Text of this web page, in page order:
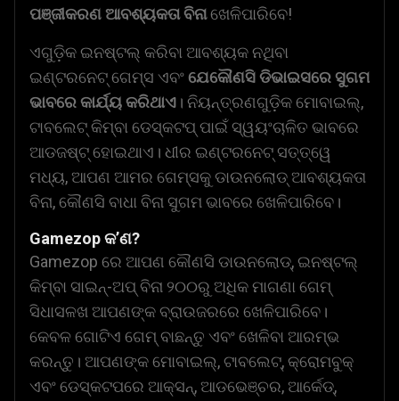
ପଞ୍ଜୀକରଣ ଆବଶ୍ୟକତା ବିନାଖେଳିପାରିବେ!
ଏଗୁଡ଼ିକ ଇନଷ୍ଟଲ୍ କରିବା ଆବଶ୍ୟକ ନଥିବା
ଇଣ୍ଟରନେଟ୍ ଗେମ୍ସ ଏବଂଯେକୌଣସି ଡିଭାଇସରେ ସୁଗମ
ଭାବରେ କାର୍ଯ୍ୟ କରିଥାଏ । ନିୟନ୍ତ୍ରଣଗୁଡ଼ିକ ମୋବାଇଲ୍,
ଟାବଲେଟ୍ କିମ୍ବା ଡେସ୍କଟପ୍ ପାଇଁ ସ୍ୱୟଂଚାଳିତ ଭାବରେ
ଆଡଜଷ୍ଟ୍ ହୋଇଥାଏ। ଧୀର ଇଣ୍ଟରନେଟ୍ ସତ୍ତ୍ୱେ
ମଧ୍ୟ, ଆପଣ ଆମର ଗେମ୍ସକୁ ଡାଉନଲୋଡ୍ ଆବଶ୍ୟକତା
ବିନା, କୌଣସି ବାଧା ବିନା ସୁଗମ ଭାବରେ ଖେଳିପାରିବେ।
Gamezop କ’ଣ?
Gamezop ରେ ଆପଣ କୌଣସି ଡାଉନଲୋଡ୍, ଇନଷ୍ଟଲ୍
କିମ୍ବା ସାଇନ୍-ଅପ୍ ବିନା ୨୦୦ରୁ ଅଧିକ ମାଗଣା ଗେମ୍
ସିଧାସଳଖ ଆପଣଙ୍କ ବ୍ରାଉଜରରେ ଖେଳିପାରିବେ।
କେବଳ ଗୋଟିଏ ଗେମ୍ ବାଛନ୍ତୁ ଏବଂ ଖେଳିବା ଆରମ୍ଭ
କରନ୍ତୁ। ଆପଣଙ୍କ ମୋବାଇଲ୍, ଟାବଲେଟ୍, କ୍ରୋମବୁକ୍
ଏବଂ ଡେସ୍କଟପରେ ଆକ୍ସନ୍, ଆଡଭେଞ୍ଚର, ଆର୍କେଡ୍,